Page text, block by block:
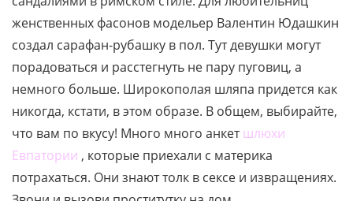
женственных фасонов модельер Валентин Юдашкин
создал сарафан-рубашку в пол. Тут девушки могут
порадоваться и расстегнуть не пару пуговиц, а
немного больше. Широкополая шляпа придется как
никогда, кстати, в этом образе. В общем, выбирайте,
что вам по вкусу! Много много анкетшлюхи
Евпатории , которые приехали с материка
потрахаться. Они знают толк в сексе и извращениях.